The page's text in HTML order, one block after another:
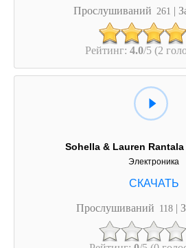
Прослушиваний 261 |
Рейтинг: 4.0/5 (2
Sohella & Lauren
Электроника
Прослушиваний 118 |